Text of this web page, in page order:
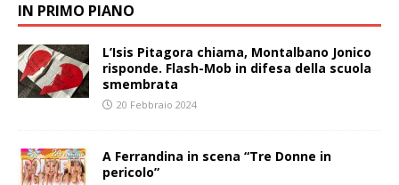
IN PRIMO PIANO
L’Isis Pitagora chiama, Montalbano Jonico
risponde. Flash-Mob in difesa della scuola
smembrata
20 Febbraio 2024
A Ferrandina in scena “Tre Donne in
pericolo”